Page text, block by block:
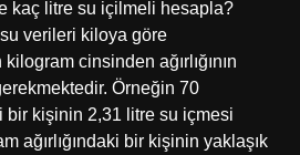
kaç litre su içilmeli hesapla?
verileri kiloya göre
cinsinden ağırlığının
Örneğin 70
bir kişinin 2,31 litre su içmesi
ağırlığındaki bir kişinin yaklaşık